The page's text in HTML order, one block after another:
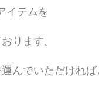
イテムを
ります。
んでいただければ